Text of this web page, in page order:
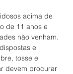
acima de
de 11 anos e
não venham.
e
tosse e
devem procurar